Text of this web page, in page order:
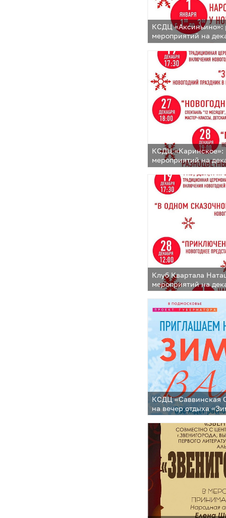
КСДЦ «Аксиньино»:
мероприятий на
КСДЦ «Каринское»:
мероприятий на
Клуб Квартала
мероприятий на
КСДЦ «Саввинская
на вечер отдыха